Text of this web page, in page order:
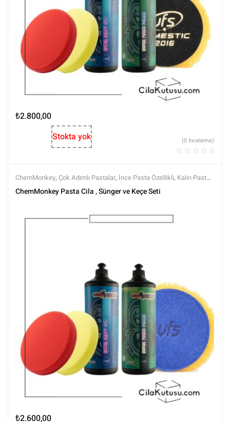
₺2.800,00
Stokta yok
(0 İnceleme)
ChemMonkey, Çok Adımlı Pastalar, İnce Pasta Özellikli, Kalın Pasta,
Keçeler,Koruma Özellikli,Markalar,MG PADS,Pedler
ChemMonkey Pasta Cila , Sünger ve Keçe Seti
₺2.600,00